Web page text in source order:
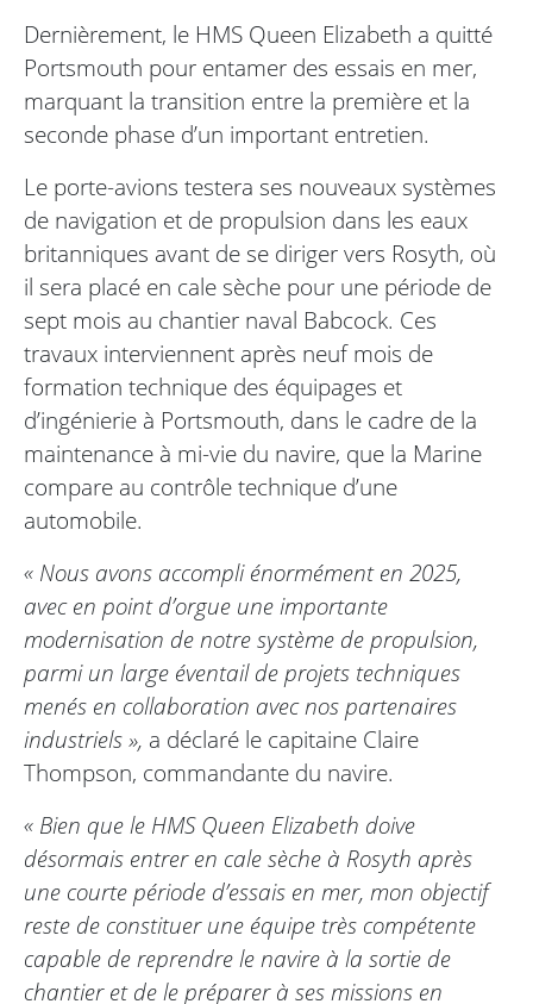
Dernièrement, le HMS Queen Elizabeth a quitté
Portsmouth pour entamer des essais en mer,
marquant la transition entre la première et la
seconde phase d’un important entretien.
Le porte-avions testera ses nouveaux systèmes
de navigation et de propulsion dans les eaux
britanniques avant de se diriger vers Rosyth, où
il sera placé en cale sèche pour une période de
sept mois au chantier naval Babcock. Ces
travaux interviennent après neuf mois de
formation technique des équipages et
d’ingénierie à Portsmouth, dans le cadre de la
maintenance à mi-vie du navire, que la Marine
compare au contrôle technique d’une
automobile.
« Nous avons accompli énormément en 2025,
avec en point d’orgue une importante
modernisation de notre système de propulsion,
parmi un large éventail de projets techniques
menés en collaboration avec nos partenaires
industriels », a déclaré le capitaine Claire
Thompson, commandante du navire.
« Bien que le HMS Queen Elizabeth doive
désormais entrer en cale sèche à Rosyth après
une courte période d’essais en mer, mon objectif
reste de constituer une équipe très compétente
capable de reprendre le navire à la sortie de
chantier et de le préparer à ses missions en